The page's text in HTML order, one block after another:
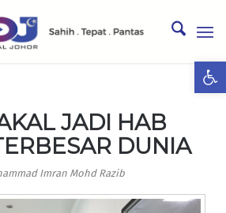
JADI HAB
DUNIA
Imran Mohd Razib